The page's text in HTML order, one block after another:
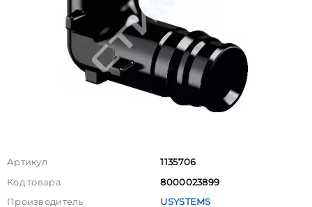
Артикул
1135706
Код товара
8000023899
Производитель
USYSTEMS